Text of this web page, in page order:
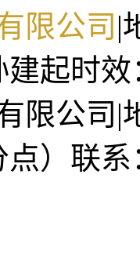
限公司 |
建起时
限公司 |
） 联系